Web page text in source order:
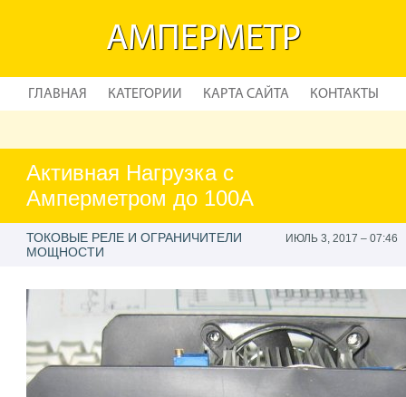
АМПЕРМЕТР
ГЛАВНАЯ КАТЕГОРИИ КАРТА САЙТА КОНТАКТЫ
Активная Нагрузка с
Амперметром до 100А
ТОКОВЫЕ РЕЛЕ И ОГРАНИЧИТЕЛИ
МОЩНОСТИ
ИЮЛЬ 3, 2017 – 07:46